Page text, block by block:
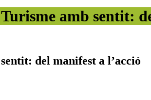
amb sentit:
del manifest a l’acció